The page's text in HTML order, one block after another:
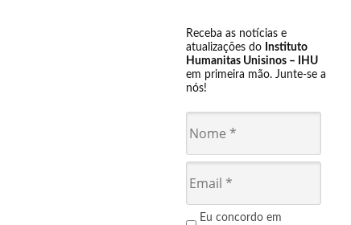
Receba as notícias e
atualizações do Instituto
Humanitas Unisinos – IHU
em primeira mão. Junte-se a
nós!
Eu concordo em